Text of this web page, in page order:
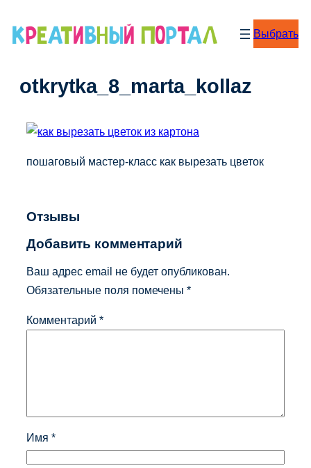
Выбрать
оtkrytka_8_marta_kollaz
пошаговый мастер-класс как вырезать цветок
Отзывы
Добавить комментарий
Ваш адрес email не будет опубликован.
Обязательные поля помечены *
Комментарий *
Имя *